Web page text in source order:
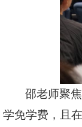
邵老师聚
学免学费，且